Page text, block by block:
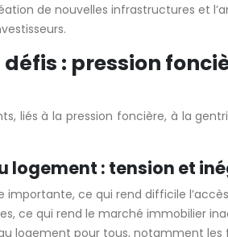
de nouvelles infrastructures et
: pression
liés à la pression foncière, à la
logement : tension et
ce qui rend difficile
ce qui rend le marché immobilier
logement pour tous, notamment les